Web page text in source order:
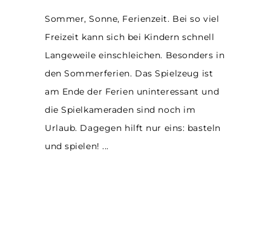
Sommer, Sonne, Ferienzeit. Bei so viel
Freizeit kann sich bei Kindern schnell
Langeweile einschleichen. Besonders in
den Sommerferien. Das Spielzeug ist
am Ende der Ferien uninteressant und
die Spielkameraden sind noch im
Urlaub. Dagegen hilft nur eins: basteln
und spielen!